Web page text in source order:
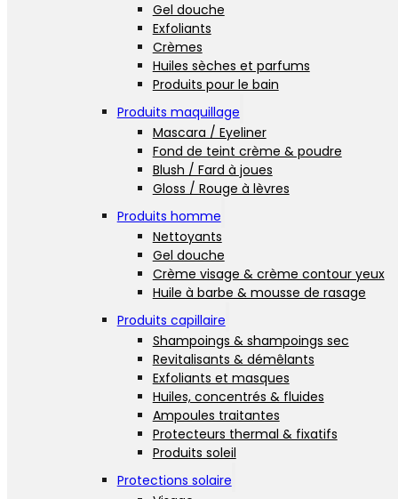
Gel douche
Exfoliants
Crèmes
Huiles sèches et parfums
Produits pour le bain
Produits maquillage
Mascara / Eyeliner
Fond de teint crème & poudre
Blush / Fard à joues
Gloss / Rouge à lèvres
Produits homme
Nettoyants
Gel douche
Crème visage & crème contour yeux
Huile à barbe & mousse de rasage
Produits capillaire
Shampoings & shampoings sec
Revitalisants & démêlants
Exfoliants et masques
Huiles, concentrés & fluides
Ampoules traitantes
Protecteurs thermal & fixatifs
Produits soleil
Protections solaire